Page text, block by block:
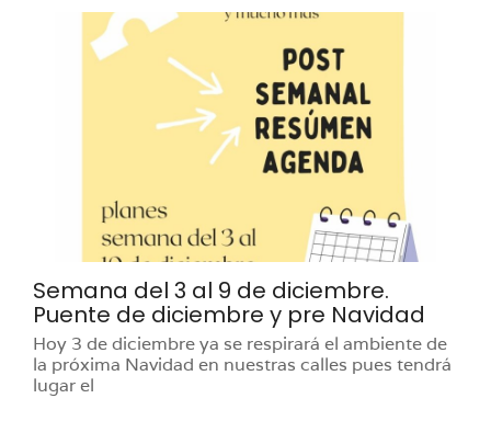
Semana del 3 al 9 de diciembre.
Puente de diciembre y pre Navidad
Hoy 3 de diciembre ya se respirará el ambiente de
la próxima Navidad en nuestras calles pues tendrá
lugar el